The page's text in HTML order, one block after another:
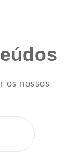
os nossos